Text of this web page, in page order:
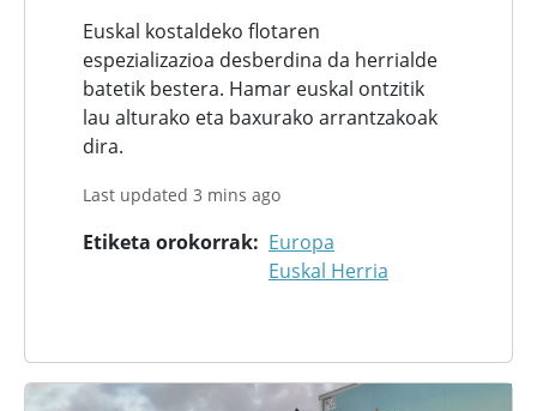
Euskal kostaldeko flotaren
espezializazioa desberdina da herrialde
batetik bestera. Hamar euskal ontzitik
lau alturako eta baxurako arrantzakoak
dira.
Last updated 3 mins ago
Etiketa orokorrak
Europa
Euskal Herria